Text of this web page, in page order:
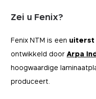
Zei u Fenix?
Fenix NTM is een uiterst
ontwikkeld doorArpa
hoogwaardige
produceert.